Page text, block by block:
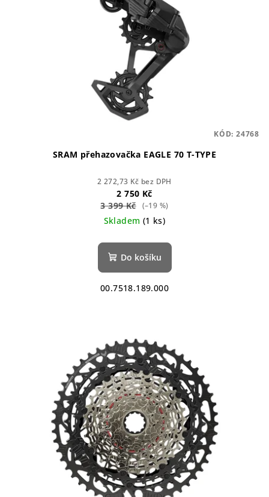
SRAM přehazovačka EAGLE 70 T-TYPE
2 272,73 Kč bez DPH
2 750 Kč
3 399 Kč
(–19 %)
Skladem (1 ks)
Do košíku
00.7518.189.000
KÓD: 24768